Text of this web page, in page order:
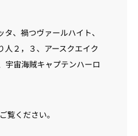
、禍つヴァールハイト、
人２，３、アースクエイク
宇宙海賊キャプテンハーロ
覧ください。